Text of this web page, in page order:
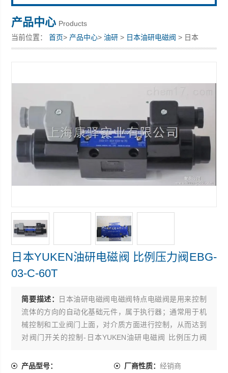
产品中心 Products
当前位置：首页> 产品中心>油研 > 日本油研电磁阀 > 日本
YUKEN油研电磁阀 比例压力阀EBG-03-C-60T
日本YUKEN油研电磁阀 比例压力阀EBG-
03-C-60T
简要描述：
日本油研电磁阀电磁阀特点电磁阀是用来控制
流体的方向的自动化基础元件，属于执行器；通常用于机
械控制和工业阀门上面，对介质方面进行控制，从而达到
对阀门开关的控制-日本YUKEN油研电磁阀 比例压力阀
产品型号：
厂商性质： 经销商